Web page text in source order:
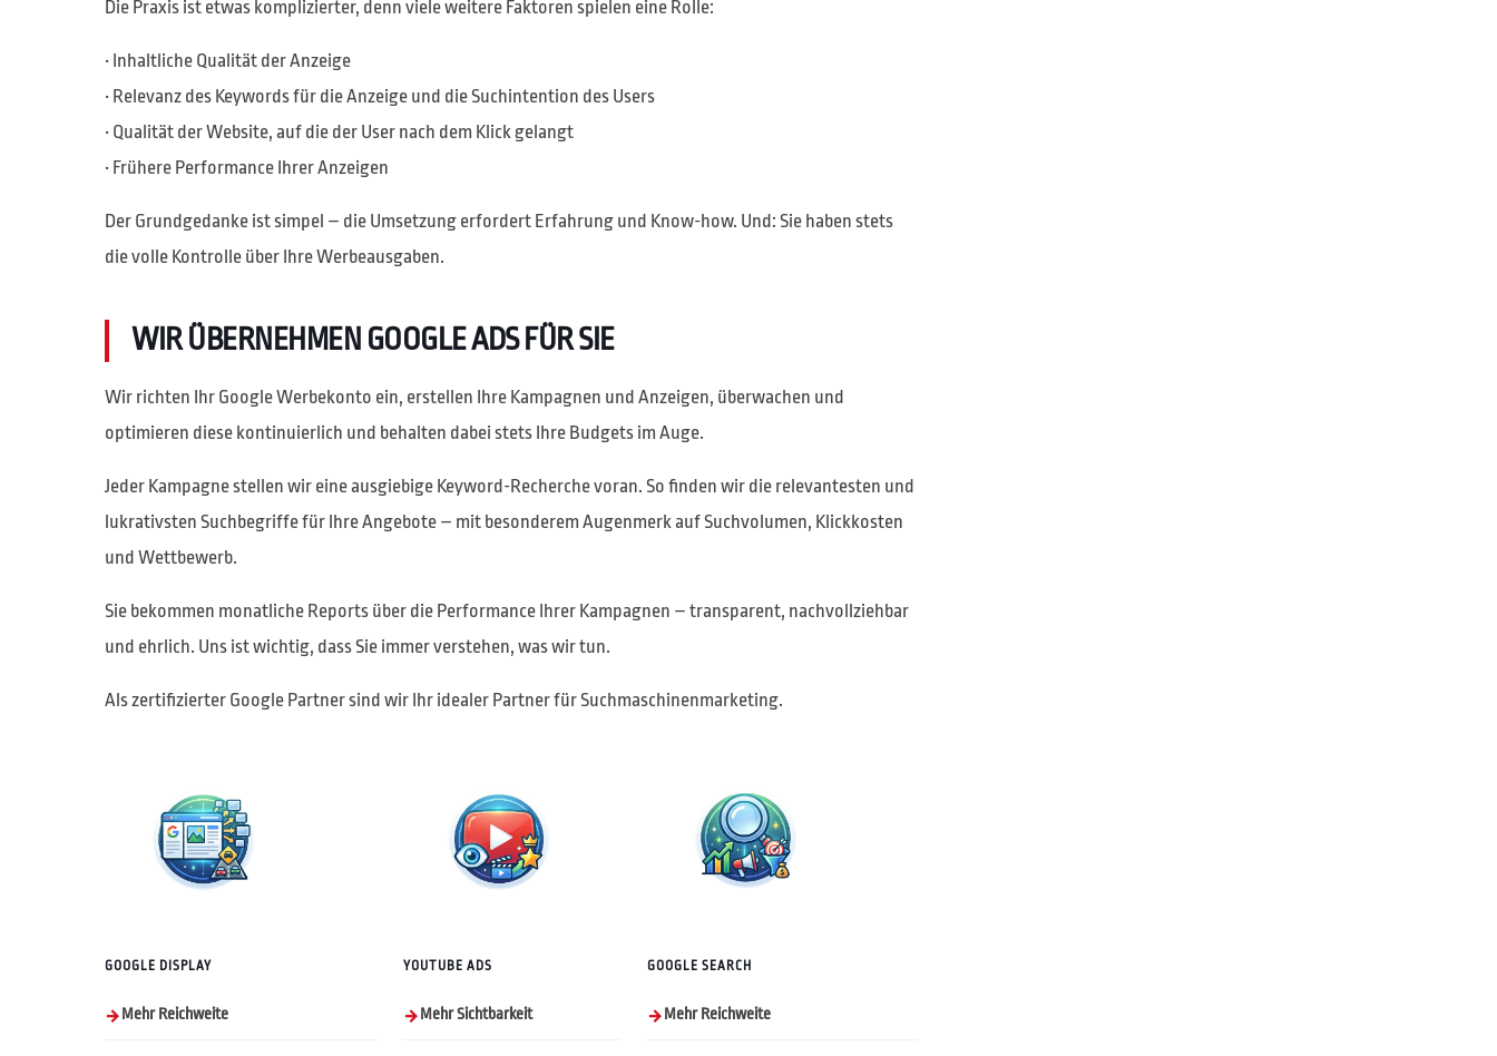
Die Praxis ist etwas komplizierter, denn viele weitere Faktoren spielen eine Rolle:
• Inhaltliche Qualität der Anzeige
• Relevanz des Keywords für die Anzeige und die Suchintention des Users
• Qualität der Website, auf die der User nach dem Klick gelangt
• Frühere Performance Ihrer Anzeigen
Der Grundgedanke ist simpel – die Umsetzung erfordert Erfahrung und Know-how. Und: Sie haben stets
die volle Kontrolle über Ihre Werbeausgaben.
WIR ÜBERNEHMEN GOOGLE ADS FÜR SIE
Wir richten Ihr Google Werbekonto ein, erstellen Ihre Kampagnen und Anzeigen, überwachen und
optimieren diese kontinuierlich und behalten dabei stets Ihre Budgets im Auge.
Jeder Kampagne stellen wir eine ausgiebige Keyword-Recherche voran. So finden wir die relevantesten und
lukrativsten Suchbegriffe für Ihre Angebote – mit besonderem Augenmerk auf Suchvolumen, Klickkosten
und Wettbewerb.
Sie bekommen monatliche Reports über die Performance Ihrer Kampagnen – transparent, nachvollziehbar
und ehrlich. Uns ist wichtig, dass Sie immer verstehen, was wir tun.
Als zertifizierter Google Partner sind wir Ihr idealer Partner für Suchmaschinenmarketing.
GOOGLE DISPLAY
Mehr Reichweite
YOUTUBE ADS
Mehr Sichtbarkeit
GOOGLE SEARCH
Mehr Reichweite